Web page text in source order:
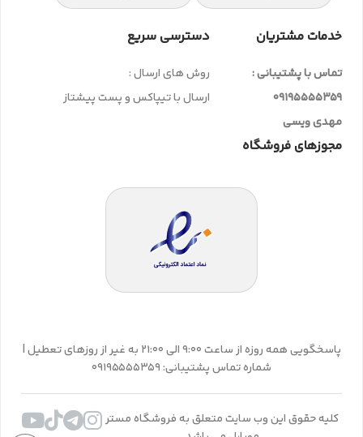
خدمات مشتریان
تماس با پشتیبانی :
09195555359
مهدی ویسی
دسترسی سریع
روش های ارسال :
ارسال با تیپاکس و پست پیشتاز
مجوزهای فروشگاه
پاسخگویی همه روزه از ساعت 9:00 الی 21:00 به غیر از روزهای تعطیل |
شماره تماس پشتیبانی: 09195555359
کلیه حقوق این وب سایت متعلق به فروشگاه مستر